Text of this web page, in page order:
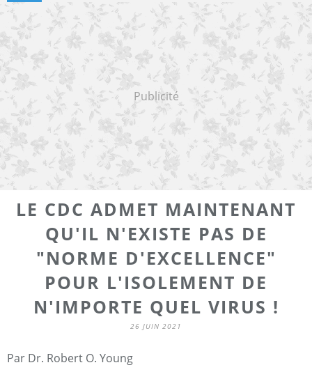
Publicité
LE CDC ADMET MAINTENANT
QU'IL N'EXISTE PAS DE
"NORME D'EXCELLENCE"
POUR L'ISOLEMENT DE
N'IMPORTE QUEL VIRUS !
26 JUIN 2021
Par Dr. Robert O. Young